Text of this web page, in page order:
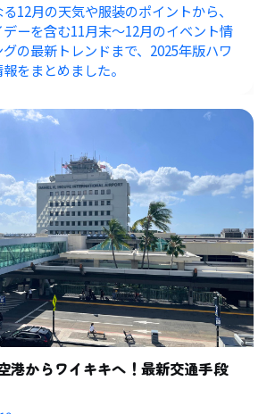
12月の天気や服装のポイントから、
ーを含む11月末〜12月のイベント情
の最新トレンドまで、2025年版ハワ
をまとめました。
港からワイキキへ！最新交通手段